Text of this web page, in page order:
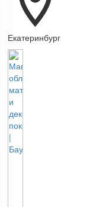
Екатеринбург